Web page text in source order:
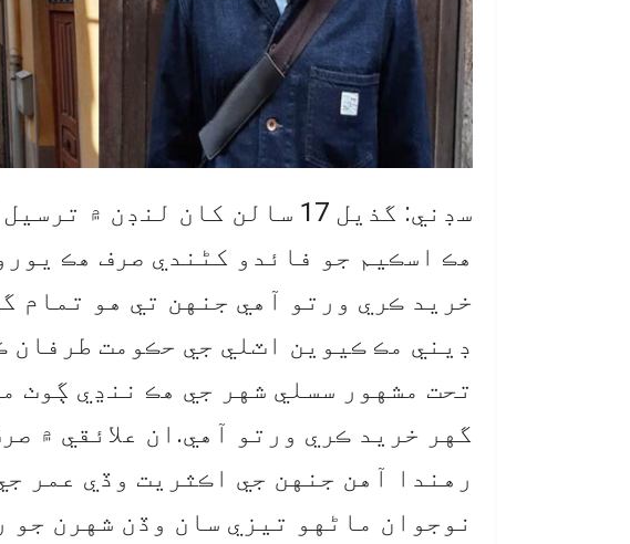
سڊني: گذيل 17 سالن کان لنڊن
ڊيني مڪ ڪيوين اٽلي جي حڪومت طرفان
تحت مشهور سسلي شهر جي هڪ ننڍي ڳوٺ
گهر خريد ڪري ورتو آهي.ان علائقي ۾
رهندا آهن جنهن جي اڪثريت وڏي عمر
نوجوان ماڻهو تيزي سان وڏن شهرن جو